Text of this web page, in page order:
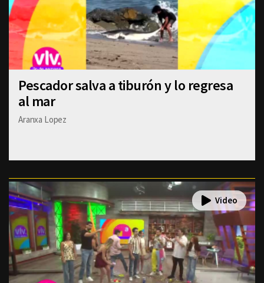
Pescador salva a tiburón y lo regresa
al mar
Aranxa Lopez